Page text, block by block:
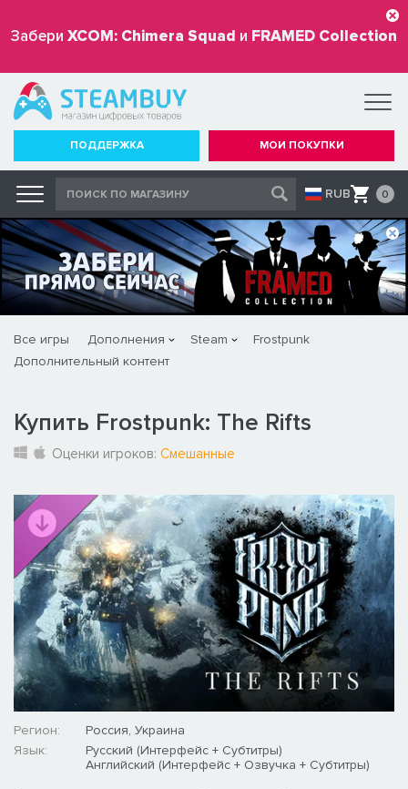
Забери XCOM: Chimera Squad и FRAMED Collection
бесплатно
ПОДДЕРЖКА МОИ ПОКУПКИ
RUB 0
Все игры Дополнения Steam
Frostpunk
Дополнительный контент
Купить Frostpunk: The Rifts
Оценки игроков: Смешанные
Регион:
Россия, Украина
Язык:
Русский (Интерфейс + Субтитры)
Английский (Интерфейс + Озвучка + Субтитры)